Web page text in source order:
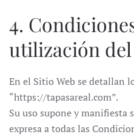
4.
utilización del
En el Sitio Web se detallan
“https://tapasareal.com”.
Su uso supone y manifiesta
expresa a todas las